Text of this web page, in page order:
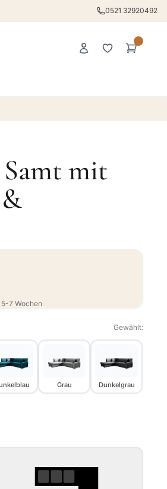
0521 32920492
Samt mit
7 Wochen
Gewählt:
Grau Dunkelgrau